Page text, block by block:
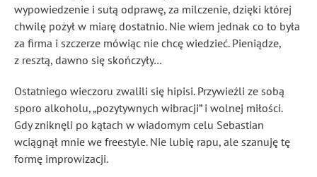
wypowiedzenie i sutą odprawę, za milczenie, dzięki której
chwilę pożył w miarę dostatnio. Nie wiem jednak co to była
za firma i szczerze mówiąc nie chcę wiedzieć. Pieniądze,
z resztą, dawno się skończyły…
Ostatniego wieczoru zwalili się hipisi. Przywieźli ze sobą
sporo alkoholu, „pozytywnych wibracji” i wolnej miłości.
Gdy zniknęli po kątach w wiadomym celu Sebastian
wciągnął mnie we freestyle. Nie lubię rapu, ale szanuję tę
formę improwizacji.